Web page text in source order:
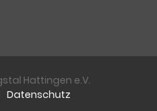
Hattingen e.V.
Datenschutz